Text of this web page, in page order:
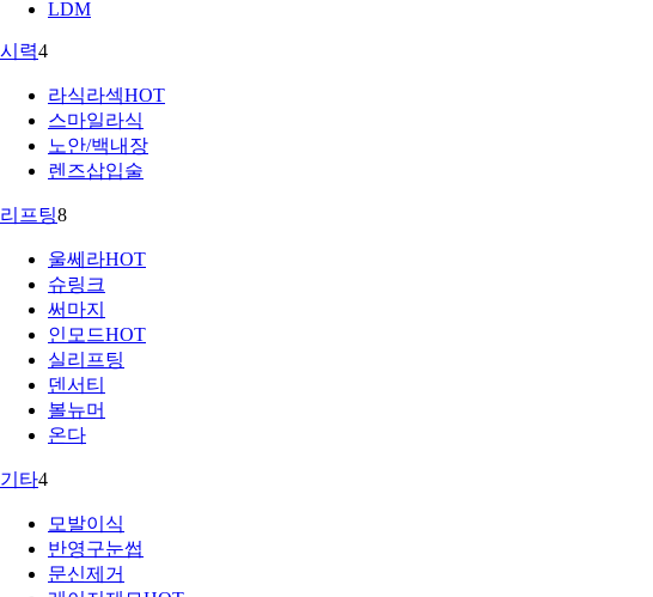
LDM
시력4
라식라섹HOT
스마일라식
노안/백내장
렌즈삽입술
리프팅8
울쎄라HOT
슈링크
써마지
인모드HOT
실리프팅
덴서티
볼뉴머
온다
기타4
모발이식
반영구눈썹
문신제거